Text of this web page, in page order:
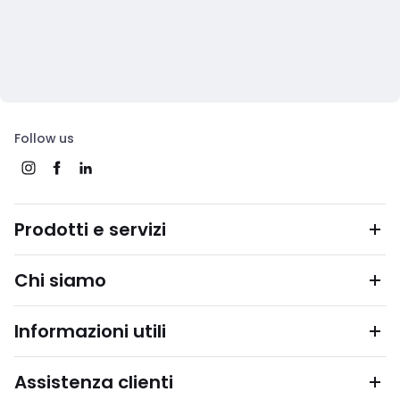
Follow us
Prodotti e servizi
Chi siamo
Informazioni utili
Assistenza clienti